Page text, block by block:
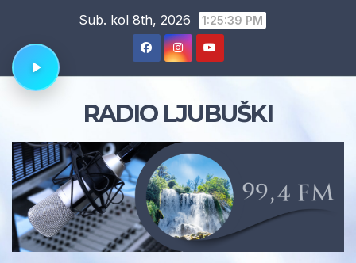
content
Sub. kol 8th, 2026 1:25:40 PM
RADIO LJUBUŠKI